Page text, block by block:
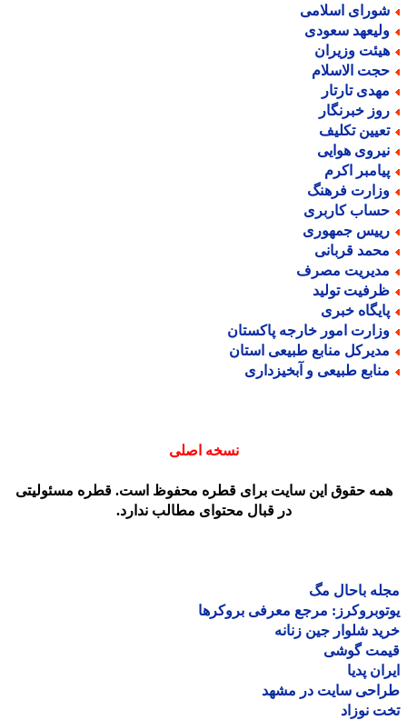
اسلامی
سعودی
وزیران
الاسلام
تارتار
خبرنگار
تکلیف
هوایی
اکرم
فرهنگ
کاربری
جمهوری
قربانی
مصرف
تولید
خبری
امور خارجه پاکستان
منابع طبیعی استان
طبیعی و آبخیزداری
نسخه اصلی
حقوق این سایت برای قطره محفوظ است. قطره مسئولیتی
در قبال محتوای مطالب ندارد.
باحال مگ
مرجع معرفی بروکرها
شلوار جین زنانه
گوشی
پدیا
سایت در مشهد
نوزاد